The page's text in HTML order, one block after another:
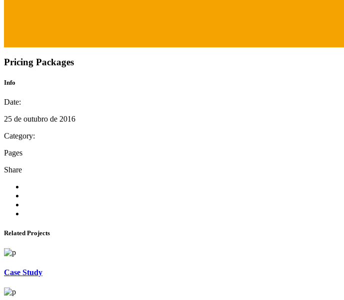
Pricing Packages
Info
Date:
25 de outubro de 2016
Category:
Pages
Share
Related Projects
Case Study